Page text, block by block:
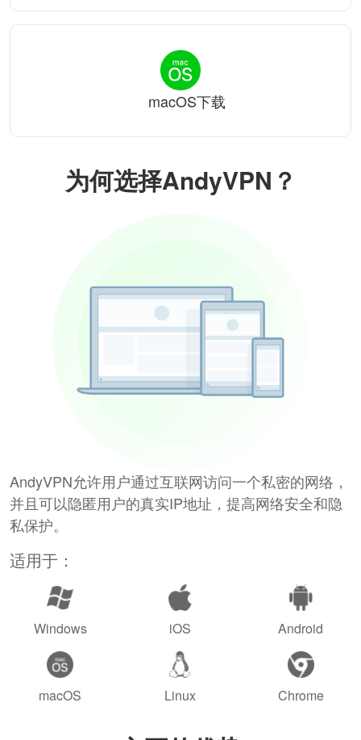
为何选择AndyVPN？
AndyVPN允许用户通过互联网访问一个私密的网络，
并且可以隐匿用户的真实IP地址，提高网络安全和隐
私保护。
适用于：
Windows iOS Android
macOS Linux Chrome
macOS下载